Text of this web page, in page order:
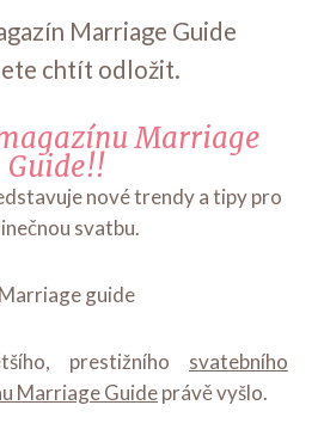
Marriage Guide
chtít odložit.
Marriage
Guide!!
nové trendy a tipy pro
svatbu.
prestižního svatebního
Marriage Guideprávě vyšlo.